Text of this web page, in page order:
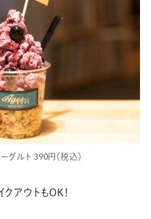
グルト 390円（税込）
アウトもOK！